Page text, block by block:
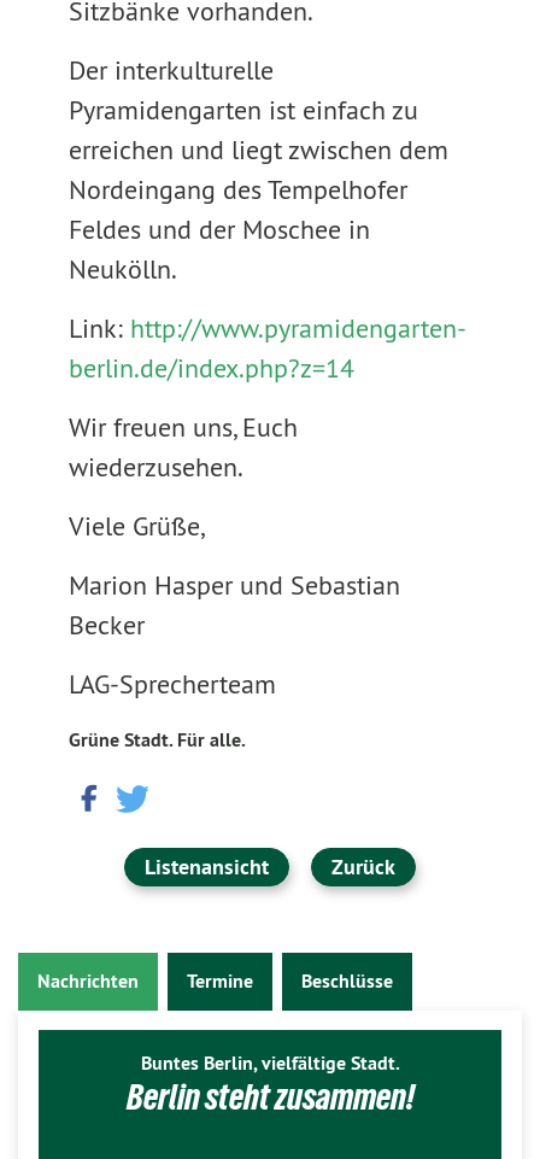
Sitzbänke vorhanden.
Der interkulturelle
Pyramidengarten ist einfach zu
erreichen und liegt zwischen dem
Nordeingang des Tempelhofer
Feldes und der Moschee in
Neukölln.
Link: http://www.pyramidengarten-
berlin.de/index.php?z=14
Wir freuen uns, Euch
wiederzusehen.
Viele Grüße,
Marion Hasper und Sebastian
Becker
LAG-Sprecherteam
Grüne Stadt. Für alle.
Listenansicht Zurück
Nachrichten Termine Beschlüsse
Buntes Berlin, vielfältige Stadt.
Berlin steht zusammen!